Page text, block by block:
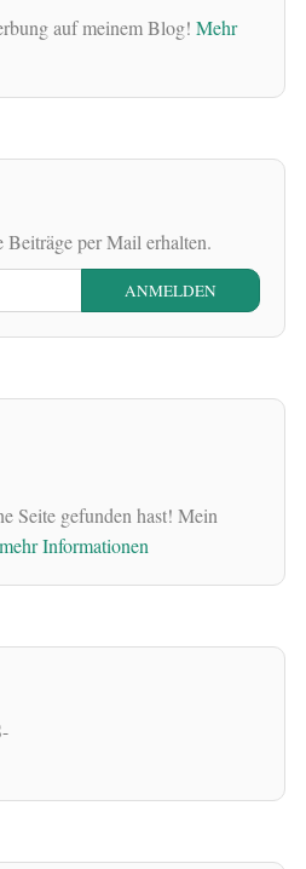
auf meinem Blog! Mehr
per Mail erhalten.
Seite gefunden hast! Mein
Informationen